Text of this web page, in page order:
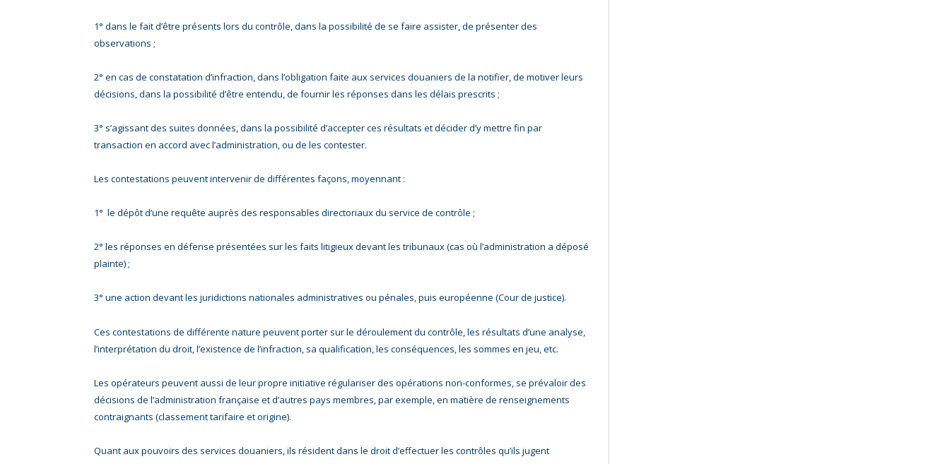
1° dans le fait d’être présents lors du contrôle, dans la possibilité de se faire assister, de présenter des
observations ;
2° en cas de constatation d’infraction, dans l’obligation faite aux services douaniers de la notifier, de motiver leurs
décisions, dans la possibilité d’être entendu, de fournir les réponses dans les délais prescrits ;
3° s’agissant des suites données, dans la possibilité d’accepter ces résultats et décider d’y mettre fin par
transaction en accord avec l’administration, ou de les contester.
Les contestations peuvent intervenir de différentes façons, moyennant :
1° le dépôt d’une requête auprès des responsables directoriaux du service de contrôle ;
2° les réponses en défense présentées sur les faits litigieux devant les tribunaux (cas où l’administration a déposé
plainte) ;
3° une action devant les juridictions nationales administratives ou pénales, puis européenne (Cour de justice).
Ces contestations de différente nature peuvent porter sur le déroulement du contrôle, les résultats d’une analyse,
l’interprétation du droit, l’existence de l’infraction, sa qualification, les conséquences, les sommes en jeu, etc.
Les opérateurs peuvent aussi de leur propre initiative régulariser des opérations non-conformes, se prévaloir des
décisions de l’administration française et d’autres pays membres, par exemple, en matière de renseignements
contraignants (classement tarifaire et origine).
Quant aux pouvoirs des services douaniers, ils résident dans le droit d’effectuer les contrôles qu’ils jugent